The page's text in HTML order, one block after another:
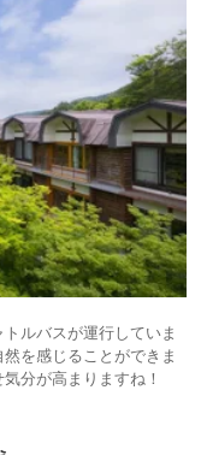
ルバスが運行していま
を感じることができま
分が高まりますね！